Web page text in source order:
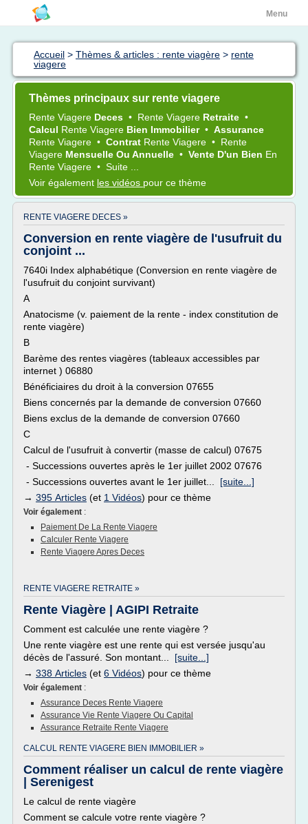
Menu
Accueil > Thèmes & articles : rente viagère > rente
viagere
Thèmes principaux sur rente viagere
Rente Viagere Deces • Rente Viagere Retraite •
Calcul Rente Viagere Bien Immobilier • Assurance
Rente Viagere • Contrat Rente Viagere • Rente
Viagere Mensuelle Ou Annuelle • Vente D'un Bien En
Rente Viagere • Suite ...
Voir également les vidéos pour ce thème
RENTE VIAGERE DECES »
Conversion en rente viagère de l'usufruit du
conjoint ...
7640i Index alphabétique (Conversion en rente viagère de
l'usufruit du conjoint survivant)
A
Anatocisme (v. paiement de la rente - index constitution de
rente viagère)
B
Barème des rentes viagères (tableaux accessibles par
internet ) 06880
Bénéficiaires du droit à la conversion 07655
Biens concernés par la demande de conversion 07660
Biens exclus de la demande de conversion 07660
C
Calcul de l'usufruit à convertir (masse de calcul) 07675
- Successions ouvertes après le 1er juillet 2002 07676
- Successions ouvertes avant le 1er juillet... [suite...]
→ 395 Articles (et 1 Vidéos) pour ce thème
Voir également :
Paiement De La Rente Viagere
Calculer Rente Viagere
Rente Viagere Apres Deces
RENTE VIAGERE RETRAITE »
Rente Viagère | AGIPI Retraite
Comment est calculée une rente viagère ?
Une rente viagère est une rente qui est versée jusqu'au
décès de l'assuré. Son montant... [suite...]
→ 338 Articles (et 6 Vidéos) pour ce thème
Voir également :
Assurance Deces Rente Viagere
Assurance Vie Rente Viagere Ou Capital
Assurance Retraite Rente Viagere
CALCUL RENTE VIAGERE BIEN IMMOBILIER »
Comment réaliser un calcul de rente viagère
| Serenigest
Le calcul de rente viagère
Comment se calcule votre rente viagère ?